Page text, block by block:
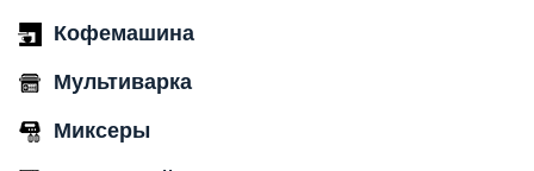
Кофемашина
Мультиварка
Миксеры